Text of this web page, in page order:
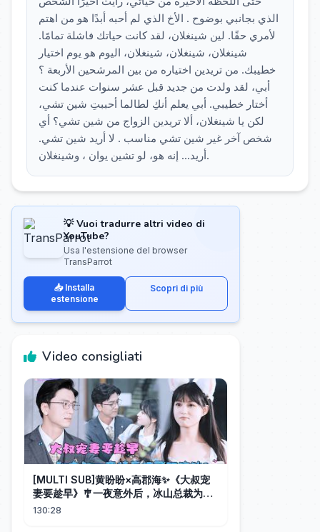
الذي بجانبي بوضوح . الأخ الذي لم أحبه أبدًا هو من اهتم
لأمري حقًا. لين شينغلان، لقد كانت حياتك فاشلة تمامًا.
شينغلان، شينغلان، شينغلان، اليوم هو يوم اختيار
خطيبك. من تريدين اختياره من بين المرشحين الأربعة ؟
أبي، لقد ولدت من جديد قبل عشر سنوات عندما كنت
أختار خطيبي. أبي يعلم أنكِ لطالما أحببتِ شين تشي،
لكن يا شينغلان، ألا تريدين الزواج من شين تشي؟ أي
شخص آخر غير شين تشي مناسب . لا أريد شين تشي.
أريد... إنه هو، لو تشين يوان ، وشينغلان.
💡 Vuoi tradurre altri video di
YouTube?
Usa l'estensione del browser
TransParrot
📥 Installa
estensione
Scopri di più
Video consigliati
[MULTI SUB]黄盼盼×高郡海✨《大叔宠
妻要趁早》🎐一夜意外后，冰山总裁为她
化身宠妻狂魔，她从小心翼翼到勇敢追
130:28